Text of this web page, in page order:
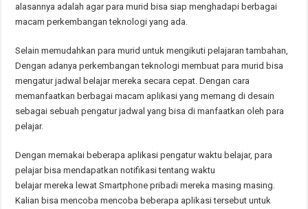
alasannya adalah agar para murid bisa siap menghadapi berbagai
macam perkembangan teknologi yang ada.
Selain memudahkan para murid untuk mengikuti pelajaran tambahan,
Dengan adanya perkembangan teknologi membuat para murid bisa
mengatur jadwal belajar mereka secara cepat. Dengan cara
memanfaatkan berbagai macam aplikasi yang memang di desain
sebagai sebuah pengatur jadwal yang bisa di manfaatkan oleh para
pelajar.
Dengan memakai beberapa aplikasi pengatur waktu belajar, para
pelajar bisa mendapatkan notifikasi tentang waktu
belajar mereka lewat Smartphone pribadi mereka masing masing.
Kalian bisa mencoba mencoba beberapa aplikasi tersebut untuk